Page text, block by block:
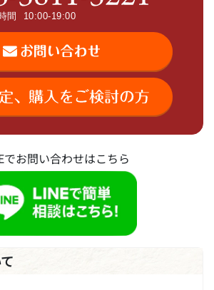
でお問い合わせはこちら